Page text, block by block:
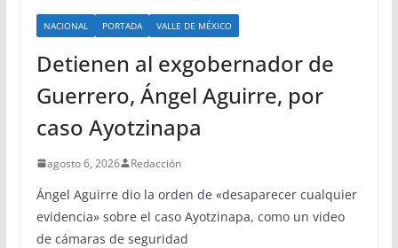
NACIONAL PORTADA VALLE DE MÉXICO
Detienen al exgobernador de
Guerrero, Ángel Aguirre, por
caso Ayotzinapa
agosto 6, 2026 Redacción
Ángel Aguirre dio la orden de «desaparecer cualquier
evidencia» sobre el caso Ayotzinapa, como un video
de cámaras de seguridad